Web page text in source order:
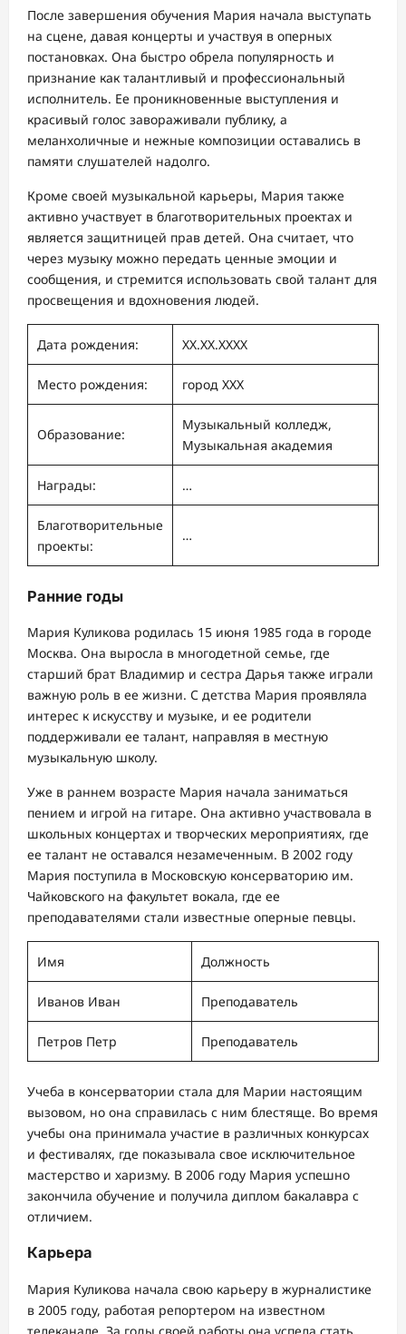
После завершения обучения Мария начала выступать
на сцене, давая концерты и участвуя в оперных
постановках. Она быстро обрела популярность и
признание как талантливый и профессиональный
исполнитель. Ее проникновенные выступления и
красивый голос завораживали публику, а
меланхоличные и нежные композиции оставались в
памяти слушателей надолго.
Кроме своей музыкальной карьеры, Мария также
активно участвует в благотворительных проектах и
является защитницей прав детей. Она считает, что
через музыку можно передать ценные эмоции и
сообщения, и стремится использовать свой талант для
просвещения и вдохновения людей.
Дата рождения: XX.XX.XXXX
Место рождения: город ХХХ
Образование:
Музыкальный колледж,
Музыкальная академия
Награды: …
Благотворительные
проекты:
…
Ранние годы
Мария Куликова родилась 15 июня 1985 года в городе
Москва. Она выросла в многодетной семье, где
старший брат Владимир и сестра Дарья также играли
важную роль в ее жизни. С детства Мария проявляла
интерес к искусству и музыке, и ее родители
поддерживали ее талант, направляя в местную
музыкальную школу.
Уже в раннем возрасте Мария начала заниматься
пением и игрой на гитаре. Она активно участвовала в
школьных концертах и творческих мероприятиях, где
ее талант не оставался незамеченным. В 2002 году
Мария поступила в Московскую консерваторию им.
Чайковского на факультет вокала, где ее
преподавателями стали известные оперные певцы.
Имя Должность
Иванов Иван Преподаватель
Петров Петр Преподаватель
Учеба в консерватории стала для Марии настоящим
вызовом, но она справилась с ним блестяще. Во время
учебы она принимала участие в различных конкурсах
и фестивалях, где показывала свое исключительное
мастерство и харизму. В 2006 году Мария успешно
закончила обучение и получила диплом бакалавра с
отличием.
Карьера
Мария Куликова начала свою карьеру в журналистике
в 2005 году, работая репортером на известном